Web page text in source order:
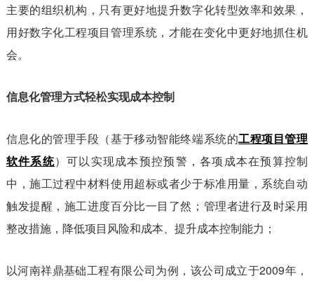
主要的组织机构，只有更好地提升数字化转型效率和效果，
用好数字化工程项目管理系统，才能在变化中更好地抓住机
会。
信息化管理方式轻松实现成本控制
信息化的管理手段（基于移动智能终端系统的工程项目管理
软件系统）可以实现成本预控预警，各项成本在预算控制
中，施工过程中材料使用超标或者少于标准用量，系统自动
触发提醒，施工进度百分比一目了然；管理者进行及时采用
整改措施，降低项目风险和成本、提升成本控制能力；
以河南祥鼎基础工程有限公司为例，该公司成立于2009年，